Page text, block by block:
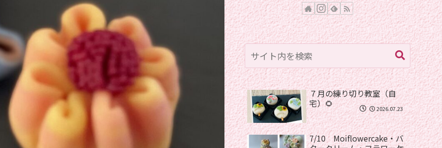
７月の練り切り教室（自
宅）🌻
2026.07.23
7/10 Moiflowercake・バ